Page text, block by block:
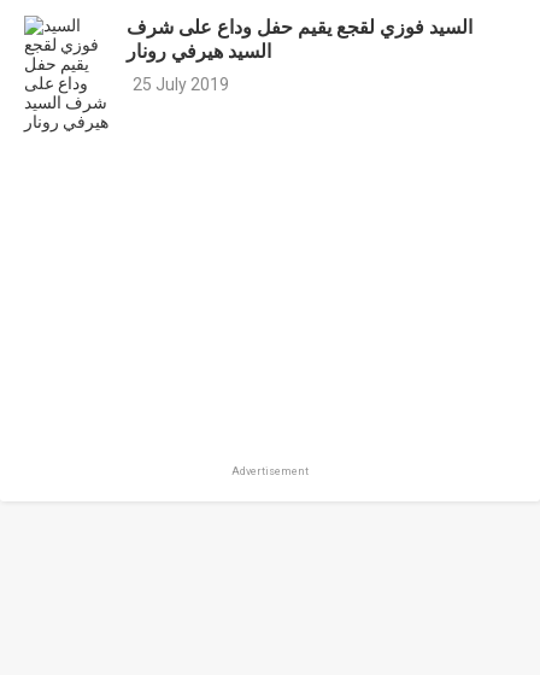
السيد فوزي لقجع يقيم حفل وداع على شرف
السيد هيرفي رونار
25 July 2019
Advertisement